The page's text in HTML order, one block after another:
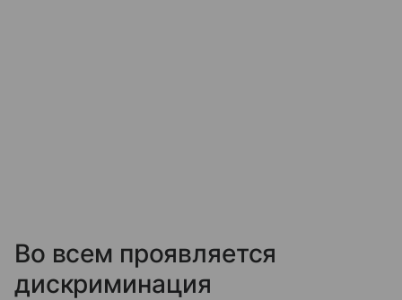
Во всем проявляется
дискриминация